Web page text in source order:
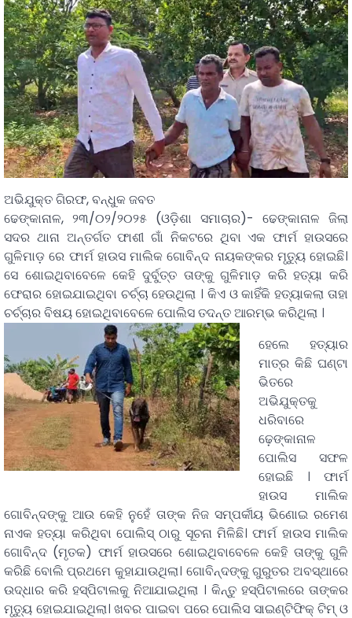
ଅଭିଯୁକ୍ତ ଗିରଫ, ବନ୍ଧୁକ ଜବତ
ଢେଙ୍କାନାଳ, ୨୩/୦୨/୨୦୨୫ (ଓଡ଼ିଶା ସମାଚାର)- ଢେଙ୍କାନାଳ ଜିଲା
ସଦର ଥାନା ଅନ୍ତର୍ଗତ ଫାଶୀ ଗାଁ ନିକଟରେ ଥିବା ଏକ ଫାର୍ମ ହାଉସରେ
ଗୁଳିମାଡ଼ ରେ ଫାର୍ମ ହାଉସ ମାଲିକ ଗୋବିନ୍ଦ ନାୟକଙ୍କର ମୃତ୍ୟୁ ହୋଇଛି।
ସେ ଶୋଇଥିବାବେଳେ କେହି ଦୁର୍ବୁତ୍ତ ତାଙ୍କୁ ଗୁଳିମାଡ଼ କରି ହତ୍ୟା କରି
ଫେରାର ହୋଇଯାଇଥିବା ଚର୍ଚ୍ଚା ହେଉଥିଲା । କିଏ ଓ କାହିଁକି ହତ୍ୟାକଲା ତାହା
ଚର୍ଚ୍ଚାର ବିଷୟ ହୋଇଥିବାବେଳେ ପୋଲିସ ତଦନ୍ତ ଆରମ୍ଭ କରିଥିଲା ।
ହେଲେ ହତ୍ୟାର
ମାତ୍ର କିଛି ଘଣ୍ଟା
ଭିତରେ
ଅଭିଯୁକ୍ତକୁ
ଧରିବାରେ
ଢ଼େଙ୍କାନାଳ
ପୋଲିସ ସଫଳ
ହୋଇଛି । ଫାର୍ମ
ହାଉସ ମାଲିକ
ଗୋବିନ୍ଦଙ୍କୁ ଆଉ କେହି ନୁହେଁ ତାଙ୍କ ନିଜ ସମ୍ପର୍କୀୟ ଭିଣୋଇ ରମେଶ
ନାଏକ ହତ୍ୟା କରିଥିବା ପୋଲିସ୍ ଠାରୁ ସୂଚନା ମିଳିଛି। ଫାର୍ମ ହାଉସ ମାଲିକ
ଗୋବିନ୍ଦ (ମୃତକ) ଫାର୍ମ ହାଉସରେ ଶୋଇଥିବାବେଳେ କେହି ତାଙ୍କୁ ଗୁଳି
କରିଛି ବୋଲି ପ୍ରଥମେ କୁହାଯାଉଥିଲା। ଗୋବିନ୍ଦଙ୍କୁ ଗୁରୁତର ଅବସ୍ଥାରେ
ଉଦ୍ଧାର କରି ହସ୍ପିଟାଲକୁ ନିଆଯାଇଥିଲା । କିନ୍ତୁ ହସ୍ପିଟାଲରେ ତାଙ୍କର
ମୃତ୍ୟୁ ହୋଇଯାଇଥିଲା। ଖବର ପାଇବା ପରେ ପୋଲିସ ସାଇଣ୍ଟିଫିକ୍ ଟିମ୍ ଓ